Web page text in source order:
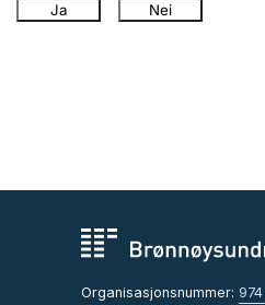
Ja Nei
Organisasjonsnummer: